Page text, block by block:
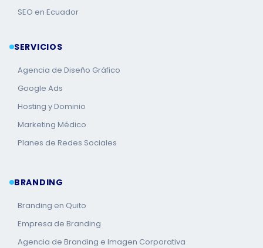
SEO en Ecuador
SERVICIOS
Agencia de Diseño Gráfico
Google Ads
Hosting y Dominio
Marketing Médico
Planes de Redes Sociales
BRANDING
Branding en Quito
Empresa de Branding
Agencia de Branding e Imagen Corporativa